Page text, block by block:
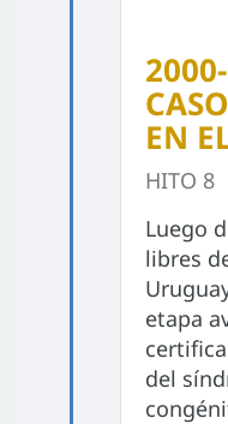
EN
HITO 8
Luego
libres
etapa
del